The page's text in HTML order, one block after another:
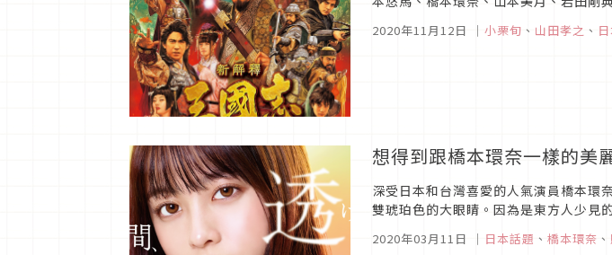
2020年11月12日 ｜ 小栗旬 、 山田孝之 、
想得到跟橋本環奈一樣的美
深受日本和台灣喜愛的人氣演員橋本環
雙琥珀色的大眼睛。因為是東方人少見
2020年03月11日 ｜ 日本話題 、 橋本環奈 、